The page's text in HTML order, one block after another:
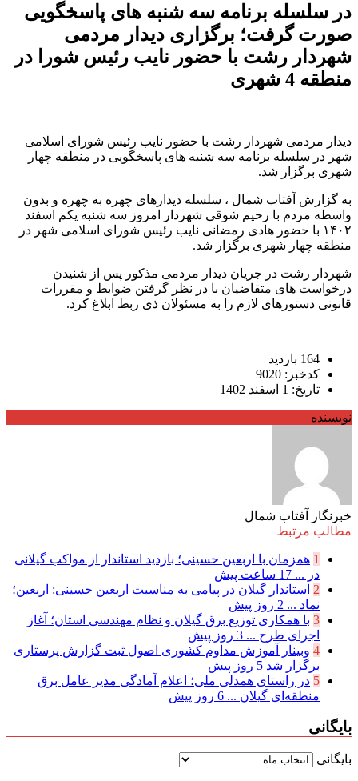
در سلسله برنامه سه شنبه های پاسخگویی
صورت گرفت؛ برگزاری دیدار مردمی
شهردار رشت با حضور نایب رئیس شورا در
منطقه 4 شهری
دیدار مردمی شهردار رشت با حضور نایب رئیس شورای اسلامی
شهر در سلسله برنامه سه شنبه های پاسخگویی در منطقه چهار
شهری برگزار شد.
به گزارش آفتاب شمال ، سلسله دیدارهای چهره به چهره و بدون
واسطه مردم با رحیم شوقی شهردار امروز سه شنبه یکم اسفند
۱۴۰۲ با حضور هادی رمضانی نایب رئیس شورای اسلامی شهر در
منطقه چهار شهری برگزار شد.
شهردار رشت در جریان دیدار مردمی مذکور پس از شنیدن
درخواست های متقاضیان با در نظر گرفتن ضوابط و مقررات
قانونی دستورهای لازم را به مسئولان ذی ربط ابلاغ کرد.
164 بازدید
کدخبر: 9020
تاریخ: 1 اسفند 1402
نویسنده
خبرنگار آفتاب شمال
مطالب مرتبط
1 همزمان با اربعین حسینی؛ بازدید استاندار از مواکب گیلانی
در ... 17 ساعت پیش
2 استاندار گیلان در پیامی به مناسبت اربعین حسینی: اربعین؛
نماد ... 2 روز پیش
3 با همکاری توزیع برق گیلان و نظام مهندسی استان؛ آغاز
اجرای طرح ... 3 روز پیش
4 وبینار آموزش مداوم کشوری اصول ثبت گزارش پرستاری
برگزار شد 5 روز پیش
5 در راستای همدلی ملی؛ اعلام آمادگی مدیر عامل برق
منطقه‌ای گیلان ... 6 روز پیش
بایگانی
بایگانی